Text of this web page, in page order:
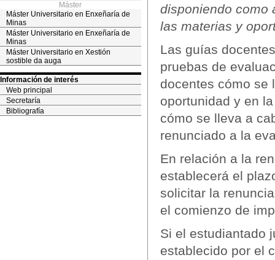
Máster
Máster Universitario en Enxeñaría de
Minas
Máster Universitario en Enxeñaría de
Minas
Máster Universitario en Xestión
sostible da auga
Información de interés
Web principal
Secretaría
Bibliografía
disponiendo como
las materias y
Las guías
pruebas de
docentes cómo se
oportunidad y en
cómo se lleva a
renunciado a la
En relación a la
establecerá el
solicitar la
el comienzo de
Si el estudiantado
establecido por el